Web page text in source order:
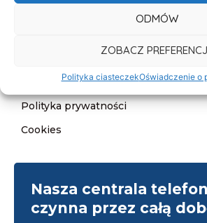
ODMÓW
ZOBACZ
Polityka ciasteczekOświadczenie o
Kontakt
Deklaracja dostępności
Klauzula informacyjna
Polityka prywatności
Cookies
Nasza centrala
czynna przez całą